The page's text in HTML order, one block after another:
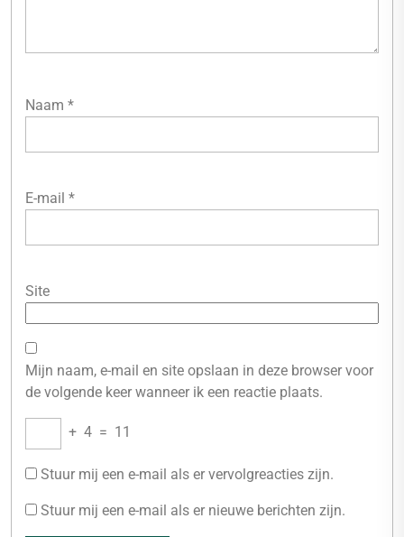
Naam *
E-mail *
Site
Mijn naam, e-mail en site opslaan in deze browser voor
de volgende keer wanneer ik een reactie plaats.
+ 4 = 11
Stuur mij een e-mail als er vervolgreacties zijn.
Stuur mij een e-mail als er nieuwe berichten zijn.